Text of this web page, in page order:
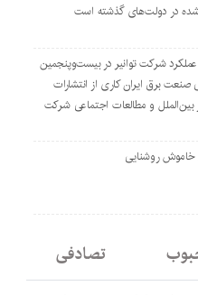
در دولت‌های گذشته است
عملکرد شرکت توانیر در بیست‌وپنجمین
صنعت برق ایران کاری از انتشارات
بین‌الملل و مطالعات اجتماعی شرکت
خاموش روشنایی
تصادفی